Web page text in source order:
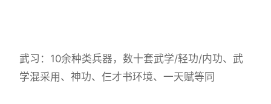
武习：10余种类兵器，数十套武学/轻功/内功、武
学混采用、神功、仨才书环境、一天赋等同